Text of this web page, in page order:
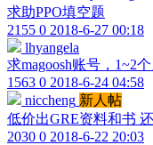
求助PPO填空题
2155 0 2018-6-27 00:18
lhyangela
求magoosh账号，1~2
1563 0 2018-6-24 04:58
niccheng 新人帖
低价出GRE资料和书
2030 0 2018-6-22 20:03